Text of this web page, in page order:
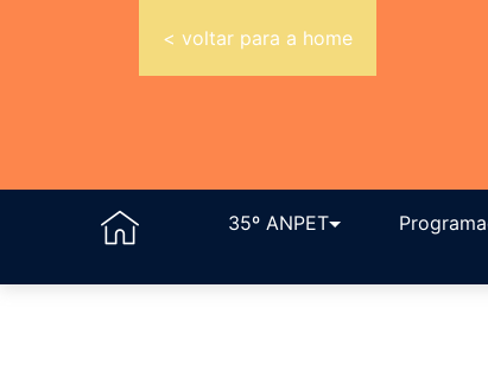
35º ANPET
< voltar para a home